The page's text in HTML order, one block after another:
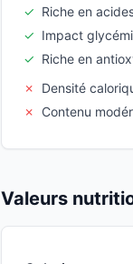
✓ Riche en
✓ Impact
✓ Riche en
✗
Densité
✗
Contenu
Valeurs